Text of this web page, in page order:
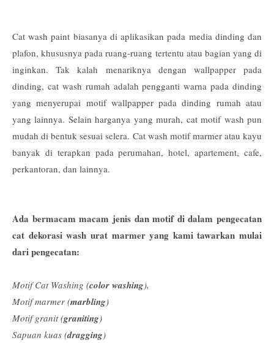
Cat wash paint biasanya di aplikasikan pada media dinding dan
plafon, khususnya pada ruang-ruang tertentu atau bagian yang di
inginkan. Tak kalah menariknya dengan wallpapper pada
dinding, cat wash rumah adalah pengganti warna pada dinding
yang menyerupai motif wallpapper pada dinding rumah atau
yang lainnya. Selain harganya yang murah, cat motif wash pun
mudah di bentuk sesuai selera. Cat wash motif marmer atau kayu
banyak di terapkan pada perumahan, hotel, apartement, cafe,
perkantoran, dan lainnya.
Ada bermacam macam jenis dan motif di dalam pengecatan
cat dekorasi wash urat marmer yang kami tawarkan mulai
dari pengecatan:
Motif Cat Washing (color washing),
Motif marmer (marbling)
Motif granit (graniting)
Sapuan kuas (dragging)